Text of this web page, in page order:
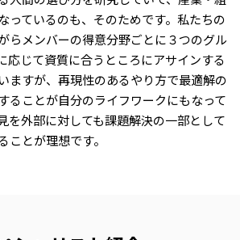
っているのも、そのためです。私たちの
らメンバーの得意分野ごとに３つのグル
応じて資質に合うところにアサインする
ますが、再現性のあるやり方で最適解の
ることが自分のライフワークにもなって
を外部に対しても課題解決の一部として
ことが理想です。